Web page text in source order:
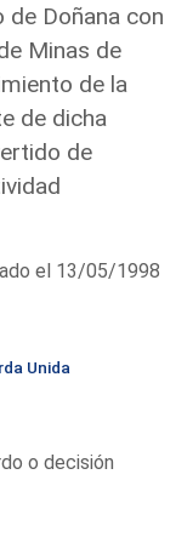
Doñana con
Minas de
de la
de dicha
de
el 13/05/1998
Unida
o decisión